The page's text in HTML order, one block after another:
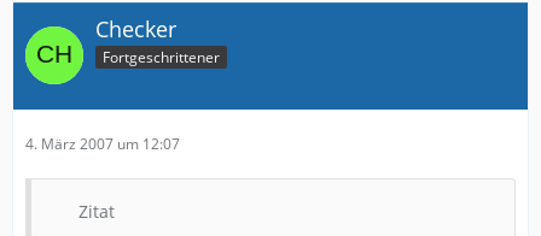
Checker
Fortgeschrittener
4. März 2007 um 12:07
Zitat